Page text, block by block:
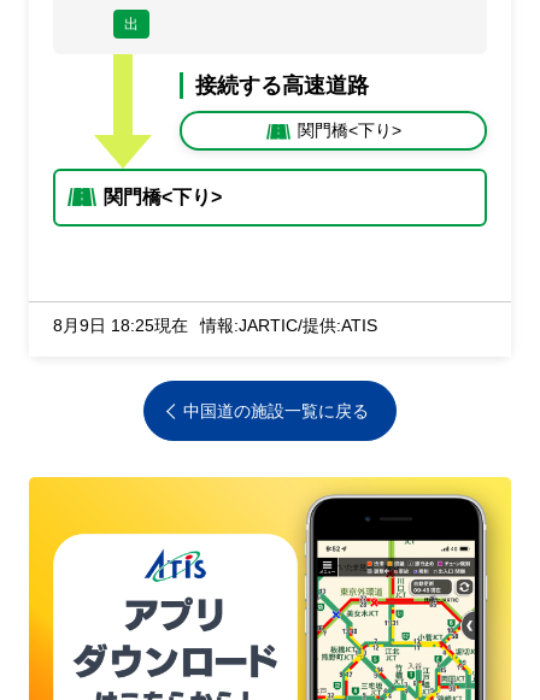
出
接続する高速道路
関門橋<下り>
関門橋<下り>
8月9日 18:25現在 情報:JARTIC/提供:ATIS
中国道の施設一覧に戻る